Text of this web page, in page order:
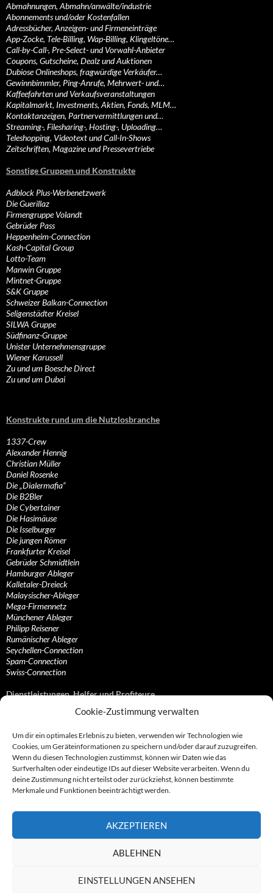
Cookie-Zustimmung verwalten
Um dir ein optimales Erlebnis zu bieten, verwenden wir Technologien wie
Cookies, um Geräteinformationen zu speichern und/oder darauf zuzugreifen.
Wenn du diesen Technologien zustimmst, können wir Daten wie das
Surfverhalten oder eindeutige IDs auf dieser Website verarbeiten. Wenn du
deine Zustimmung nicht erteilst oder zurückziehst, können bestimmte
Merkmale und Funktionen beeinträchtigt werden.
AKZEPTIEREN
ABLEHNEN
EINSTELLUNGEN ANSEHEN
Abmahnungen, Abmahn/anwälte/industrie
Abonnements und/oder Kostenfallen
Adressbücher, Anzeigen- und Firmeneinträge
App-Zocke, Tele-Billing, Wap-Billing, Klingeltöne…
Call-by-Call-, Pre-Select- und Vorwahl-Anbieter
Coupons, Gutscheine, Dealz und Auktionen
Dubiose Onlineshops, fragwürdige Verkäufer…
Gewinnbimmler, Ping-Anrufe, Mehrwert- und…
Kaffeefahrten und Verkaufsveranstaltungen
Kapitalmarkt, Investments, Aktien, Fonds, MLM…
Kontaktanzeigen, Partnervermittlungen und…
Streaming-, Filesharing-, Hosting-, Uploading…
Teleshopping, Videotext und Call-In-Shows
Zeitschriften, Magazine und Pressevertriebe
Sonstige Gruppen und Konstrukte
Adblock Plus-Werbenetzwerk
Die Guerillaz
Firmengruppe Volandt
Gebrüder Pass
Heppenheim-Connection
Kash-Capital Group
Lotto-Team
Manwin Gruppe
Mintnet-Gruppe
S&K Gruppe
Schweizer Balkan-Connection
Seligenstädter Kreisel
SILWA Gruppe
Südfinanz-Gruppe
Unister Unternehmensgruppe
Wiener Karussell
Zu und um Boesche Direct
Zu und um Dubai
Konstrukte rund um die Nutzlosbranche
1337-Crew
Alexander Hennig
Christian Müller
Daniel Rosenke
Die „Dialermafia“
Die B2Bler
Die Cybertainer
Die Hasimäuse
Die Isselburger
Die jungen Römer
Frankfurter Kreisel
Gebrüder Schmidtlein
Hamburger Ableger
Kalletaler-Dreieck
Malaysischer-Ableger
Mega-Firmennetz
Münchener Ableger
Philipp Reisener
Rumänischer Ableger
Seychellen-Connection
Spam-Connection
Swiss-Connection
Dienstleistungen, Helfer und Profiteure
Anonymisierungsdienste, VPN- und Web-Proxy…
Bezahlsysteme, Finanzdienstleister und…
Bürodienstleister, Firmengründer- und/oder…
Datenhändler, Adressbroker und zielgerichtetes…
Hosting, Routing, Provider, Domain-, Web- und…
Inkasso, Forderungsmanagement und eintreibende…
Spieleanbieter, Online- und Browsergames
Partnerprogramme, Vertriebskanäle- und…
Telekommunikationsdienstleister, Internet…
Vereine, Verbände, Vereinigungen und Lobbyisten
Web-Rotlichtbezirk, Erotik- und XXX-Anbieter
Sonstige Dienstleister, Profiteure und Kooperationen